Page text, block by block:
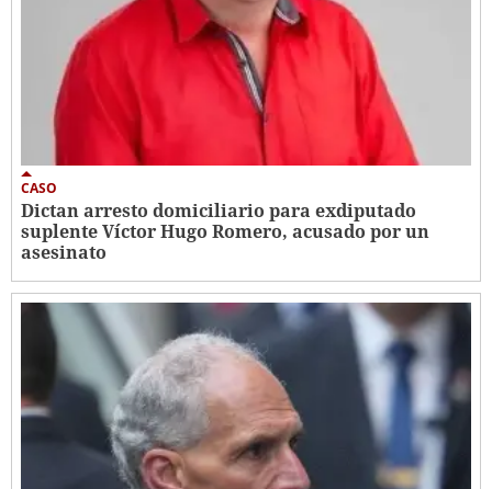
CASO
Dictan arresto domiciliario para exdiputado
suplente Víctor Hugo Romero, acusado por un
asesinato